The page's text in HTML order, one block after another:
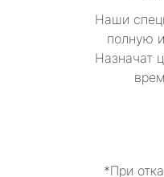
Наши
полную
Назначат
*При